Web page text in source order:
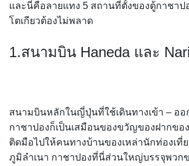
และนี่คือลายแทง 5 สถานที่ตั้งของตู้กาชาป
โตเกียวต้องไม่พลาด
1.สนามบิน Haneda และ
สนามบินหลักในญี่ปุ่นที่ใช้เดินทางเข้า – อ
กาชาปองก็เป็นเสมือนของขวัญของฝากขอ
ติดมือไปให้คนทางบ้านของเหล่านักท่องเที่
ภูมิลำเนา กาชาปองที่นี่ส่วนใหญ่บรรจุพวก